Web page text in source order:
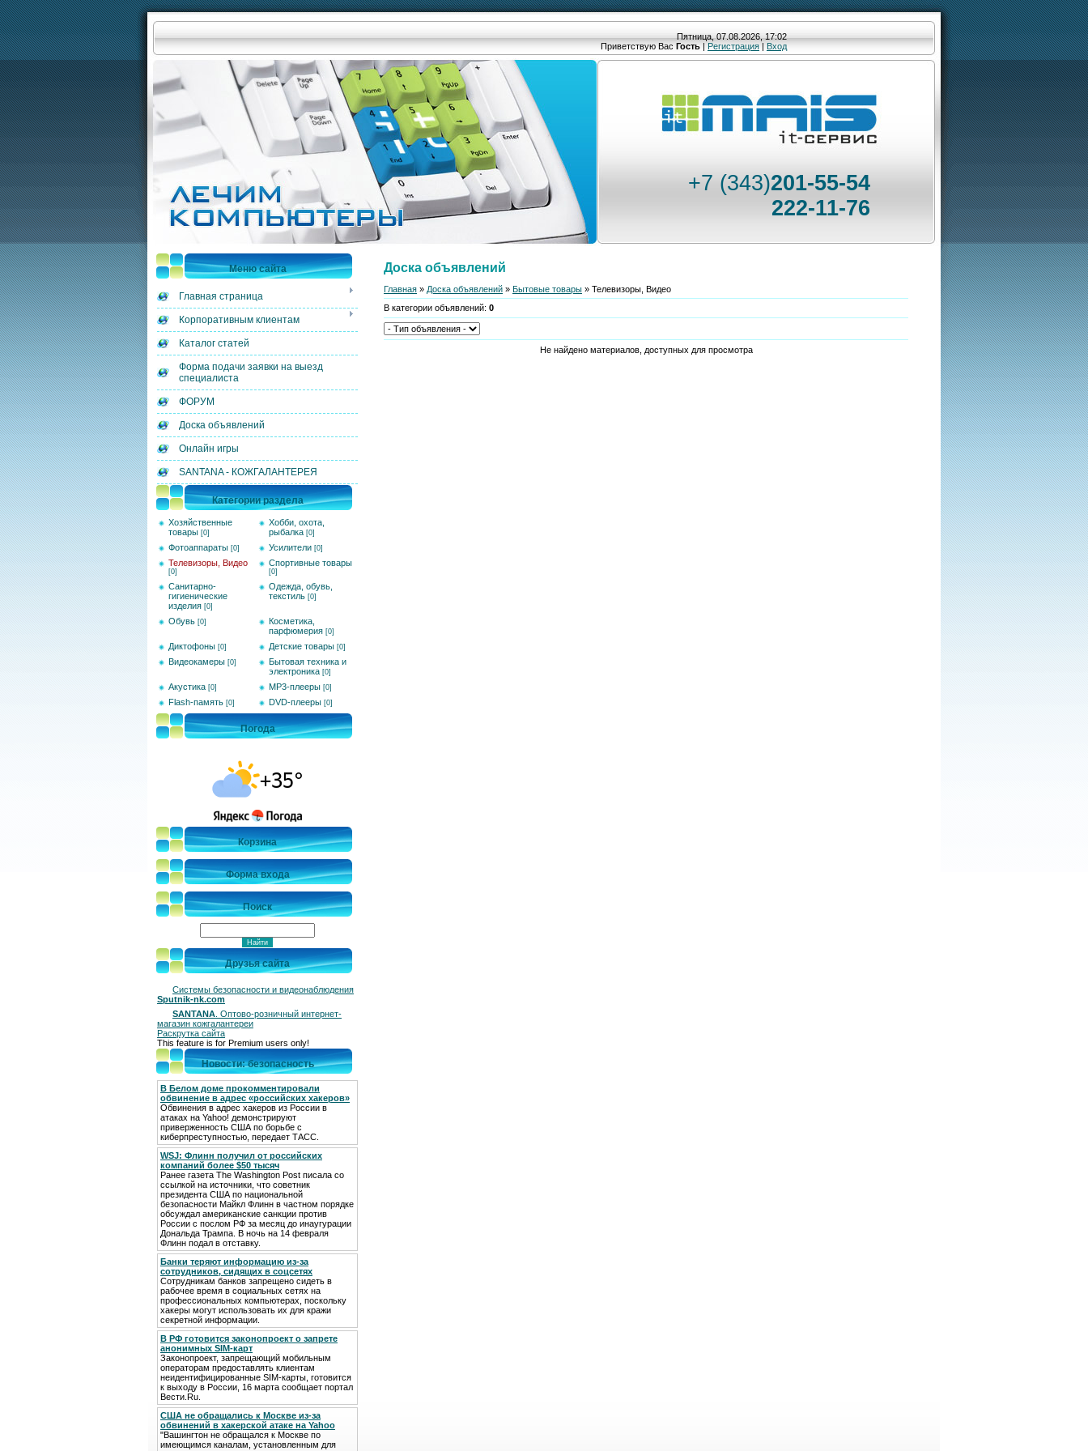
Пятница, 07.08.2026, 17:02
Приветствую Вас Гость | Регистрация | Вход
+7 (343)201-55-54
222-11-76
Меню сайта
Главная страница
Корпоративным клиентам
Каталог статей
Форма подачи заявки на выезд
специалиста
ФОРУМ
Доска объявлений
Онлайн игры
SANTANA - КОЖГАЛАНТЕРЕЯ
Категории раздела
Хозяйственные
товары [0]
Хобби, охота,
рыбалка [0]
Фотоаппараты [0] Усилители [0]
Телевизоры, Видео
[0]
Спортивные товары
[0]
Санитарно-
гигиенические
изделия [0]
Одежда, обувь,
текстиль [0]
Обувь [0]
Косметика,
парфюмерия [0]
Диктофоны [0] Детские товары [0]
Видеокамеры [0]
Бытовая техника и
электроника [0]
Акустика [0] MP3-плееры [0]
Flash-память [0] DVD-плееры [0]
Погода
Корзина
Форма входа
Поиск
Друзья сайта
Системы безопасности и видеонаблюдения
Sputnik-nk.com
SANTANA . Оптово-розничный интернет-
магазин кожгалантереи
Раскрутка сайта
This feature is for Premium users only!
Новости: безопасность
В Белом доме прокомментировали
обвинение в адрес «российских хакеров»
Обвинения в адрес хакеров из России в
атаках на Yahoo! демонстрируют
приверженность США по борьбе с
киберпреступностью, передает ТАСС.
WSJ: Флинн получил от российских
компаний более $50 тысяч
Ранее газета The Washington Post писала со
ссылкой на источники, что советник
президента США по национальной
безопасности Майкл Флинн в частном порядке
обсуждал американские санкции против
России с послом РФ за месяц до инаугурации
Дональда Трампа. В ночь на 14 февраля
Флинн подал в отставку.
Банки теряют информацию из-за
сотрудников, сидящих в соцсетях
Сотрудникам банков запрещено сидеть в
рабочее время в социальных сетях на
профессиональных компьютерах, поскольку
хакеры могут использовать их для кражи
секретной информации.
В РФ готовится законопроект о запрете
анонимных SIM-карт
Законопроект, запрещающий мобильным
операторам предоставлять клиентам
неидентифицированные SIM-карты, готовится
к выходу в России, 16 марта сообщает портал
Вести.Ru.
США не обращались к Москве из-за
обвинений в хакерской атаке на Yahoo
"Вашингтон не обращался к Москве по
имеющимся каналам, установленным для
Доска объявлений
Главная » Доска объявлений » Бытовые товары » Телевизоры, Видео
В категории объявлений: 0
Не найдено материалов, доступных для просмотра